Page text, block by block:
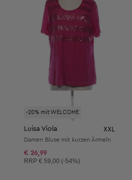
-20% mit WELCOME
Luisa Viola XXL
Damen Bluse mit kurzen Ärmeln
€ 26,99
Unverbindliche Preisempfehlung:
RRP € 59,00 (-54%)